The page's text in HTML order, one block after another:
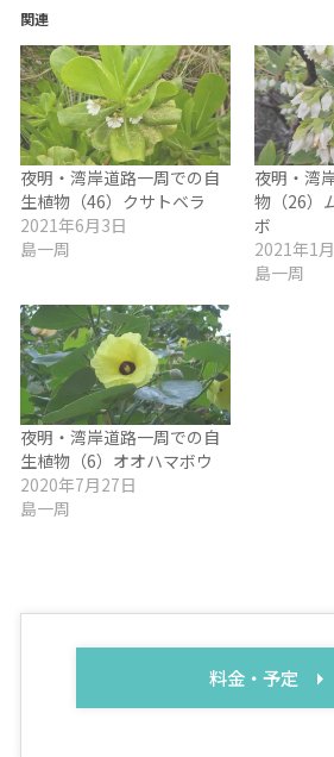
関連
夜明・湾岸道路一周での自
生植物（46）クサトベラ
2021年6月3日
島一周
夜明・湾
物（26）
ボ
2021年1
島一周
夜明・湾岸道路一周での自
生植物（6）オオハマボウ
2020年7月27日
島一周
料金・予定